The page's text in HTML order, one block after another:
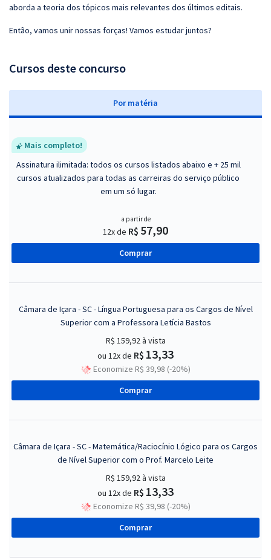
aborda a teoria dos tópicos mais relevantes dos últimos editais.
Então, vamos unir nossas forças! Vamos estudar juntos?
Cursos deste concurso
Por matéria
Mais completo!
Assinatura ilimitada: todos os cursos listados abaixo e + 25 mil
cursos atualizados para todas as carreiras do serviço público
em um só lugar.
a partir de
12x de R$ 57,90
Comprar
Câmara de Içara - SC - Língua Portuguesa para os Cargos de Nível
Superior com a Professora Letícia Bastos
R$ 159,92à vista
ou 12x de R$ 13,33
Economize R$ 39,98 (-20%)
Comprar
Câmara de Içara - SC - Matemática/Raciocínio Lógico para os Cargos
de Nível Superior com o Prof. Marcelo Leite
R$ 159,92à vista
ou 12x de R$ 13,33
Economize R$ 39,98 (-20%)
Comprar